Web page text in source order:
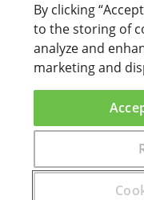
Encuentra
By clicking
to the storing of
analyze and
marketing and